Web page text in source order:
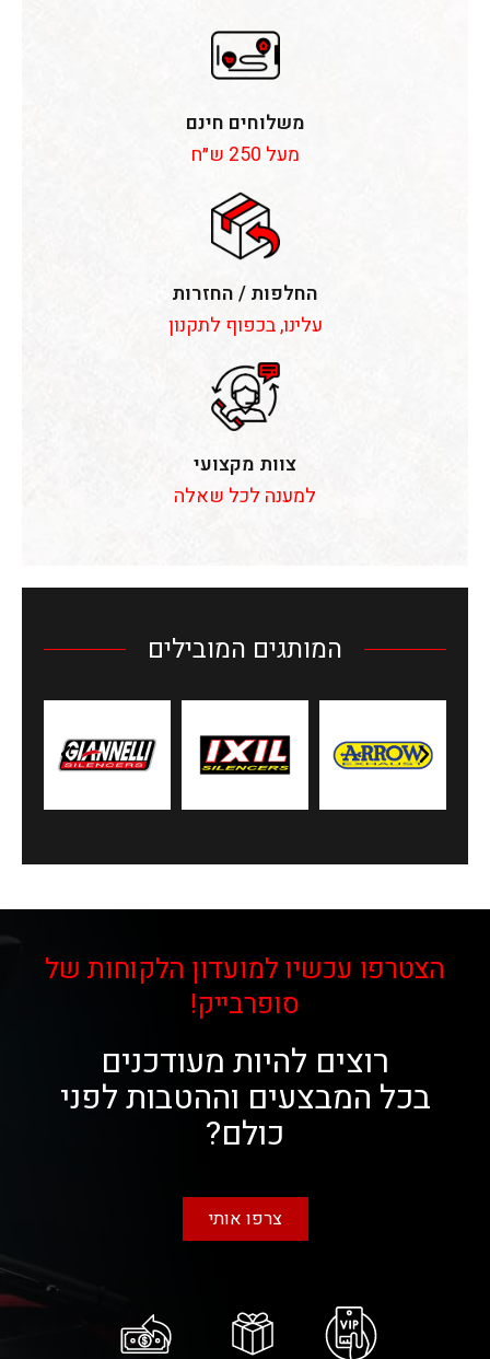
משלוחים חינם
מעל 250 ש״ח
החלפות / החזרות
עלינו, בכפוף לתקנון
צוות מקצועי
למענה לכל שאלה
המותגים המובילים
הצטרפו עכשיו למועדון הלקוחות של
סופרבייק!
רוצים להיות מעודכנים
בכל המבצעים וההטבות לפני
כולם?
צרפו אותי